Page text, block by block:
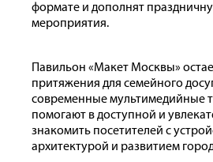
формате и дополнят
мероприятия.
Павильон «Макет Москвы»
притяжения для семейного
современные мультимедийные
помогают в доступной и
знакомить посетителей с
архитектурой и развитием